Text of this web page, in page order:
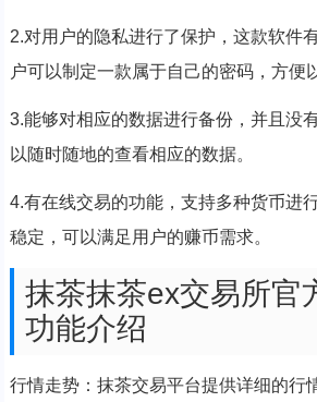
2.对用户的隐私进行了保护，这款软件
户可以制定一款属于自己的密码，方便
3.能够对相应的数据进行备份，并且没
以随时随地的查看相应的数据。
4.有在线交易的功能，支持多种货币进
稳定，可以满足用户的赚币需求。
抹茶抹茶ex交易所官
功能介绍
行情走势：抹茶交易平台提供详细的行